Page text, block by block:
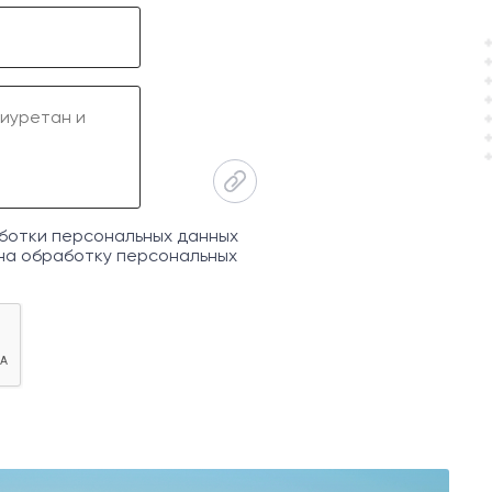
персональных данных
обработку персональных